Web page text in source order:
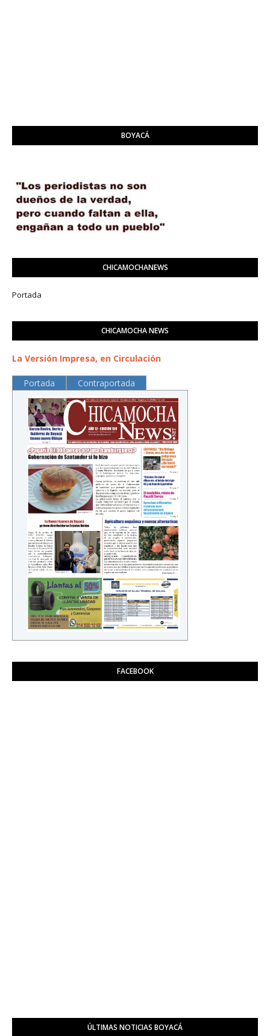
BOYACÁ
CHICAMOCHANEWS
Portada
CHICAMOCHA NEWS
La Versión Impresa, en Circulación
Portada Contraportada
FACEBOOK
ÚLTIMAS NOTICIAS BOYACÁ